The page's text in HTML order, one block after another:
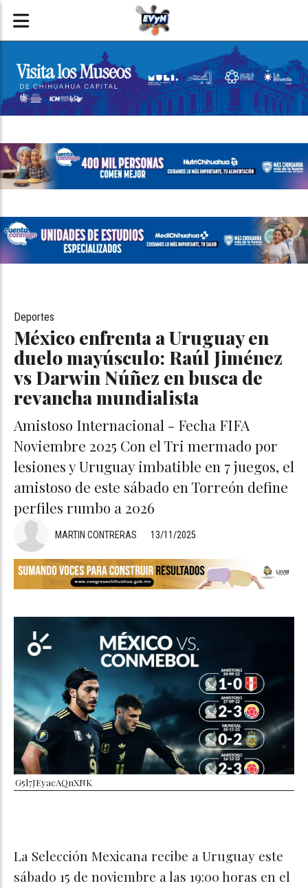
México enfrenta a Uruguay en
duelo mayúsculo: Raúl Jiménez
vs Darwin Núñez en busca de
revancha mundialista
Amistoso Internacional - Fecha FIFA
Noviembre 2025 Con el Tri mermado por
lesiones y Uruguay imbatible en 7 juegos, el
amistoso de este sábado en Torreón define
perfiles rumbo a 2026
Deportes
13/11/2025
MARTIN CONTRERAS
G5l7JEyacAQnXNK
La Selección Mexicana recibe a Uruguay este
sábado 15 de noviembre a las 19:00 horas en el